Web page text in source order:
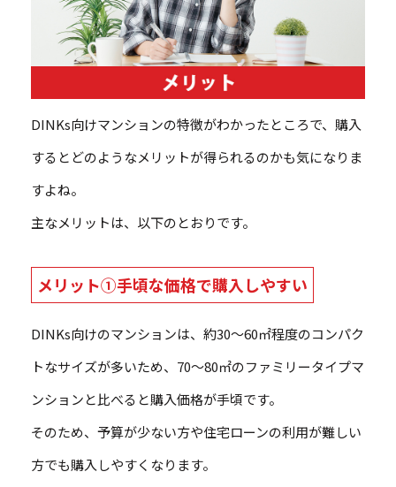
DINKs向けマンションの特徴がわかったところで、購入
するとどのようなメリットが得られるのかも気になりま
すよね。
主なメリットは、以下のとおりです。
メリット①手頃な価格で購入しやすい
DINKs向けのマンションは、約30～60㎡程度のコンパク
トなサイズが多いため、70～80㎡のファミリータイプマ
ンションと比べると購入価格が手頃です。
そのため、予算が少ない方や住宅ローンの利用が難しい
方でも購入しやすくなります。